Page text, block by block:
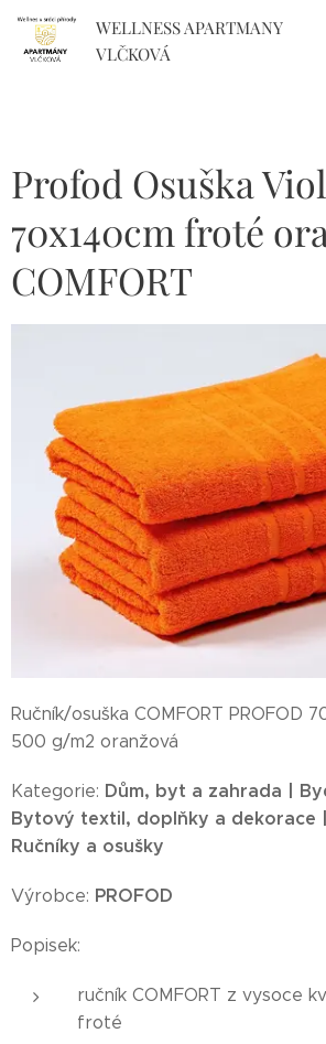
WELLNESS APARTMANY
VLČKOVÁ
Profod Osuška
70x140cm froté
COMFORT
Ručník/osuška COMFORT PROFOD
500 g/m2 oranžová
Kategorie: Dům, byt a zahrada |
Bytový textil, doplňky a dekorace
Ručníky a osušky
Výrobce: PROFOD
Popisek:
ručník COMFORT z vysoce
froté